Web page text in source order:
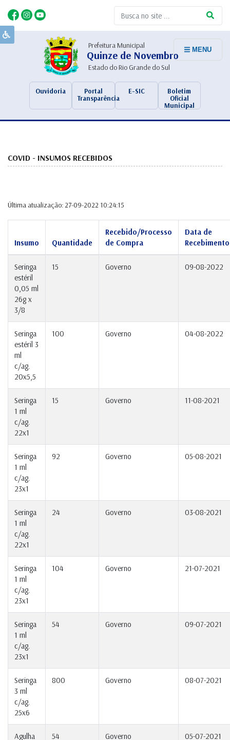
Prefeitura Municipal
Quinze de Novembro
Estado do Rio Grande do Sul
Ouvidoria
Portal
Transparência
E-SIC
Boletim
Oficial
Municipal
MENU
COVID - INSUMOS RECEBIDOS
Última atualização: 27-09-2022 10:24:15
Insumo Quantidade
Recebido/Processo
de Compra
Data de
Recebimento
Seringa
estéril
0,05 ml
26g x
3/8
15 Governo 09-08-2022
Seringa
estéril 3
ml
c/ag.
20x5,5
100 Governo 04-08-2022
Seringa
1 ml
c/ag.
22x1
15 Governo 11-08-2021
Seringa
1 ml
c/ag.
23x1
92 Governo 05-08-2021
Seringa
1 ml
c/ag.
22x1
24 Governo 03-08-2021
Seringa
1 ml
c/ag.
23x1
104 Governo 21-07-2021
Seringa
1 ml
c/ag.
23x1
54 Governo 09-07-2021
Seringa
3 ml
c/ag.
25x6
800 Governo 08-07-2021
Agulha
54 Governo 05-07-2021